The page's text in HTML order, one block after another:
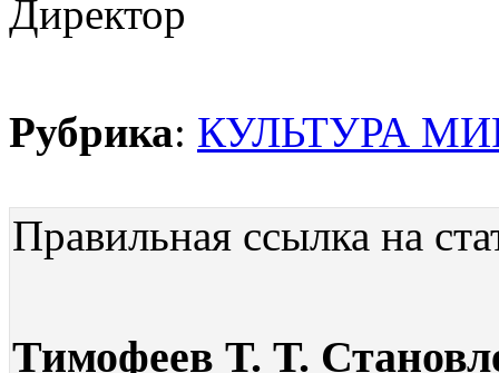
Директор
Рубрика: КУЛЬТУРА
Правильная ссылка на
Тимофеев Т. Т.